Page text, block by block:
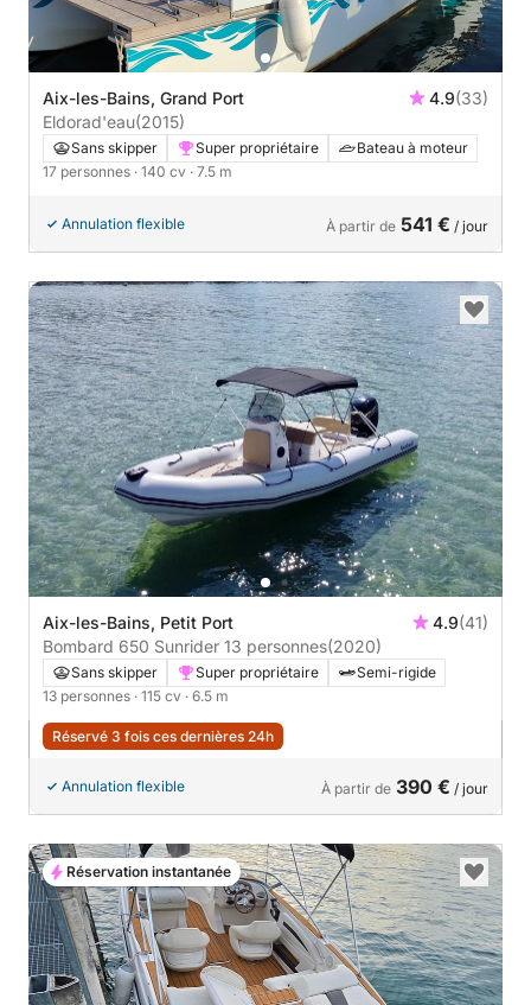
Aix-les-Bains, Grand Port 4.9(33)
Eldorad'eau(2015)
Sans skipper Super propriétaire
Bateau à moteur
17 personnes · 140 cv · 7.5 m
Annulation flexible À partir de 541 € / jour
Aix-les-Bains, Petit Port 4.9(41)
Bombard 650 Sunrider 13 personnes(2020)
Sans skipper Super propriétaire
Semi-rigide
13 personnes · 115 cv · 6.5 m
Réservé 3 fois ces dernières 24h
Annulation flexible À partir de 390 € / jour
Réservation instantanée